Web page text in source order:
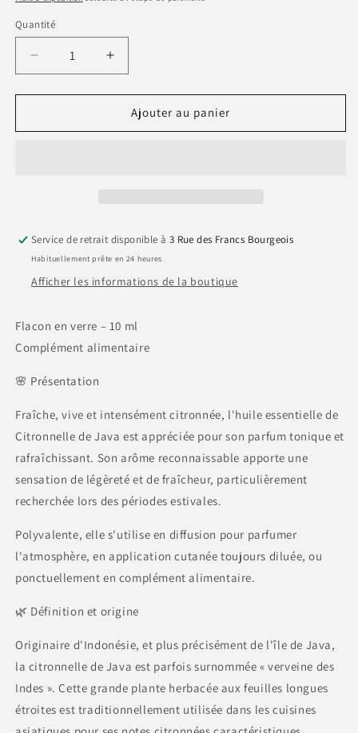
Quantité
Quantité
Réduire
la
quantité
Huile
Augmenter
la
quantité
Huile
Ajouter au panier
Service de retrait disponible à 3 Rue des Francs Bourgeois
Habituellement prête en 24 heures
Afficher les informations de la boutique
Flacon en verre – 10 ml
Complément alimentaire
🌸 Présentation
Fraîche, vive et intensément citronnée, l'huile essentielle de
Citronnelle de Java est appréciée pour son parfum tonique et
rafraîchissant. Son arôme reconnaissable apporte une
sensation de légèreté et de fraîcheur, particulièrement
recherchée lors des périodes estivales.
Polyvalente, elle s'utilise en diffusion pour parfumer
l'atmosphère, en application cutanée toujours diluée, ou
ponctuellement en complément alimentaire.
🌿 Définition et origine
Originaire d'Indonésie, et plus précisément de l'île de Java,
la citronnelle de Java est parfois surnommée « verveine des
Indes ». Cette grande plante herbacée aux feuilles longues
étroites est traditionnellement utilisée dans les cuisines